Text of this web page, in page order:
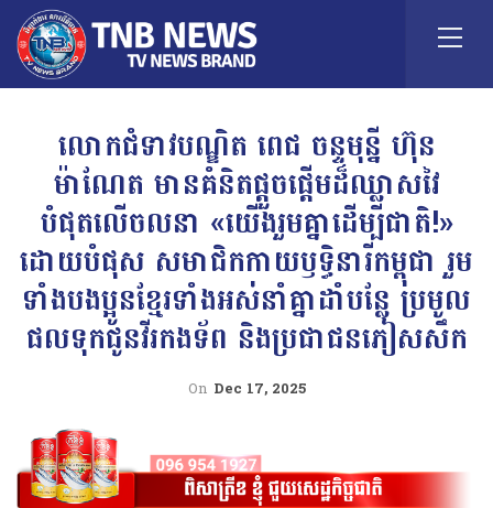
លោកជំទាវបណ្ឌិត ពេជ ចន្ទមុន្នី ហ៊ុន
ម៉ាណែត មានគំនិតផ្តួចផ្តើមដ៏ឈ្លាសវៃ
បំផុតលើចលនា «យើងរួមគ្នាដើម្បីជាតិ!»
ដោយបំផុស សមាជិកកាយឫទ្ធិនារីកម្ពុជា រួម
ទាំងបងប្អូនខ្មែរទាំងអស់នាំគ្នាដាំបន្លែ ប្រមូល
ផលទុកជូនវីរកងទ័ព និងប្រជាជនភៀសសឹក
On Dec 17, 2025